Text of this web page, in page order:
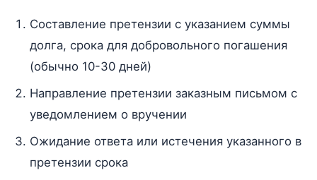
Составление претензии с указанием суммы
долга, срока для добровольного погашения
(обычно 10-30 дней)
Направление претензии заказным письмом с
уведомлением о вручении
Ожидание ответа или истечения указанного в
претензии срока